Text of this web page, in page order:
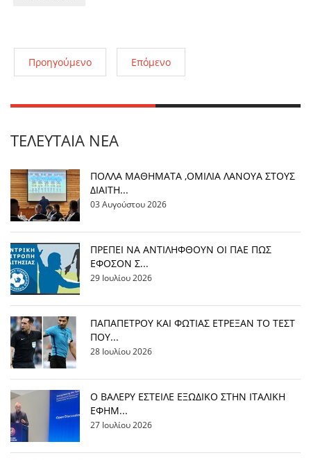
Προηγούμενο Επόμενο
ΤΕΛΕΥΤΑΊΑ ΝΈΑ
ΠΟΛΛΑ ΜΑΘΗΜΑΤΑ ,ΟΜΙΛΙΑ ΛΑΝΟΥΑ ΣΤΟΥΣ
ΔΙΑΙΤΗ...
03 Αυγούστου 2026
ΠΡΕΠΕΙ ΝΑ ΑΝΤΙΛΗΦΘΟΥΝ ΟΙ ΠΑΕ ΠΩΣ
ΕΦΟΣΟΝ Σ...
29 Ιουλίου 2026
ΠΑΠΑΠΕΤΡΟΥ ΚΑΙ ΦΩΤΙΑΣ ΕΤΡΕΞΑΝ ΤΟ ΤΕΣΤ
ΠΟΥ...
28 Ιουλίου 2026
Ο ΒΑΛΕΡΥ ΕΣΤΕΙΛΕ ΕΞΩΔΙΚΟ ΣΤΗΝ ΙΤΑΛΙΚΗ
ΕΦΗΜ...
27 Ιουλίου 2026